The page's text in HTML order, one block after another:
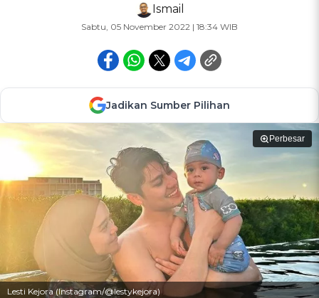
Ismail
Sabtu, 05 November 2022 | 18:34 WIB
Jadikan Sumber Pilihan
Perbesar
Lesti Kejora (Instagram/@lestykejora)